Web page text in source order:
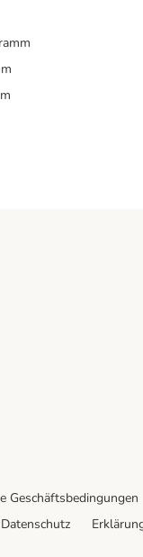
Method
Geschäftsbedingungen
Datenschutz